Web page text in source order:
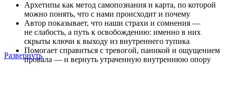
Архетипы как метод самопознания и карта, по которой
можно понять, что с нами происходит и почему
Автор показывает, что наши страхи и сомнения —
не слабость, а путь к освобождению: именно в них
скрыты ключи к выходу из внутреннего тупика
Помогает справиться с тревогой, паникой и ощущением
провала — и вернуть утраченную внутреннюю опору
Развернуть